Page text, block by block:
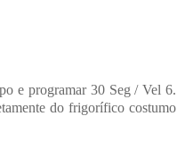
e programar 30 Seg / Vel 6.
do frigorífico costumo